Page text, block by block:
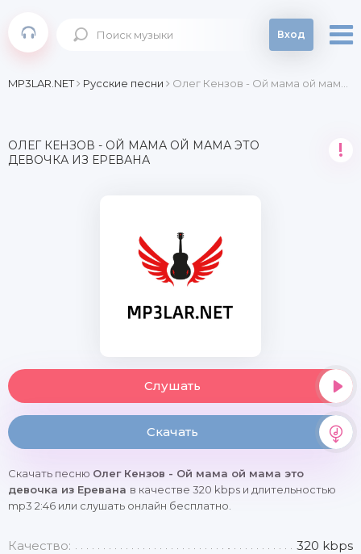
Вход
MP3LAR.NET Русские песни Олег Кензов - Ой мама ой мама это девочка из Еревана
ОЛЕГ КЕНЗОВ - ОЙ МАМА ОЙ МАМА ЭТО
ДЕВОЧКА ИЗ ЕРЕВАНА
!
Слушать
Скачать
Скачать песню Олег Кензов - Ой мама ой мама это
девочка из Еревана в качестве 320 kbps и длительностью
mp3 2:46 или слушать онлайн бесплатно.
Качество: 320 kbps